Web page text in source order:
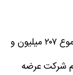
براساس اطلاعیه فرابورس ایران، در مجموع ۲۰۷ میلیون و
کل سهام شرکت عرضه